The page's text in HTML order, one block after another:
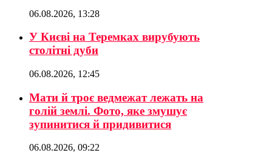
06.08.2026, 13:28
У Києві на Теремках вирубують
столітні дуби
06.08.2026, 12:45
Мати й троє ведмежат лежать на
голій землі. Фото, яке змушує
зупинитися й придивитися
06.08.2026, 09:22